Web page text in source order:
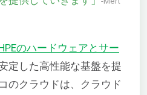
のハードウェアとサー
定した高性能な基盤を提
のクラウドは、クラウド